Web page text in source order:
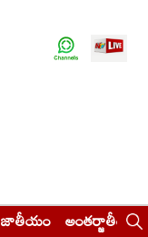
జాతీయం అంతర్జాతీయం